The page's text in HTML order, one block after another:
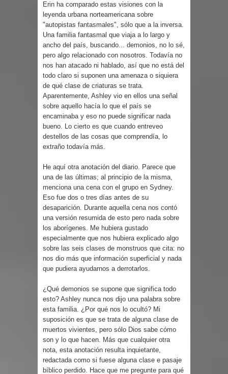
Erin ha comparado estas visiones con la
leyenda urbana norteamericana sobre
"autopistas fantasmales", sólo que a la inversa.
Una familia fantasmal que viaja a lo largo y
ancho del país, buscando... demonios, no lo sé,
pero algo relacionado con nosotros. Todavía no
nos han atacado ni hablado, así que no está del
todo claro si suponen una amenaza o siquiera
de qué clase de criaturas se trata.
Aparentemente, Ashley vio en ellos una señal
sobre aquello hacía lo que el país se
encaminaba y eso no puede significar nada
bueno. Lo cierto es que cuando entreveo
destellos de las cosas que comprendía, lo
extraño todavía más.
He aquí otra anotación del diario. Parece que
una de las últimas; al principio de la misma,
menciona una cena con el grupo en Sydney.
Eso fue dos o tres días antes de su
desaparición. Durante aquella cena nos contó
una versión resumida de esto pero nada sobre
los aborígenes. Me hubiera gustado
especialmente que nos hubiera explicado algo
sobre las seis clases de monstruos que cita: no
nos dio más que información superficial y nada
que pudiera ayudarnos a derrotarlos.
¿Qué demonios se supone que significa todo
esto? Ashley nunca nos dijo una palabra sobre
esta familia. ¿Por qué nos lo ocultó? Mi
suposición es que se trata de alguna clase de
muertos vivientes, pero sólo Dios sabe cómo
son y lo que hacen. Más que cualquier otra
nota, esta anotación resulta inquietante,
redactada como si fuese alguna clase e pasaje
bíblico perdido. Hace que me pregunte para qué